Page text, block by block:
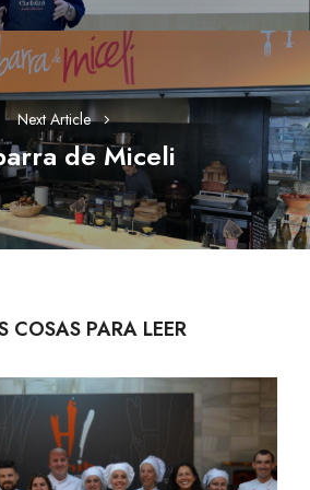
Next Article
Next
post:
de Miceli
COSAS PARA LEER